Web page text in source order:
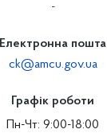
-
Електронна пошта
ck@amcu.gov.ua
Графік роботи
Пн-Чт: 9:00-18:00